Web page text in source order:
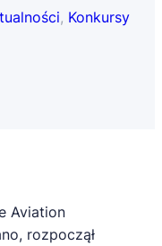
, Konkursy
Aviation
rozpoczął